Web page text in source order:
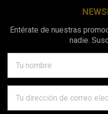
Entérate de nuestras
nadie.